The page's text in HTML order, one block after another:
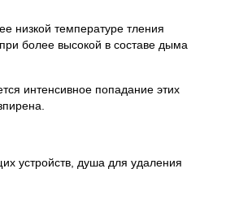
низкой температуре тления
более высокой в составе дыма
интенсивное попадание этих
устройств, душа для удаления